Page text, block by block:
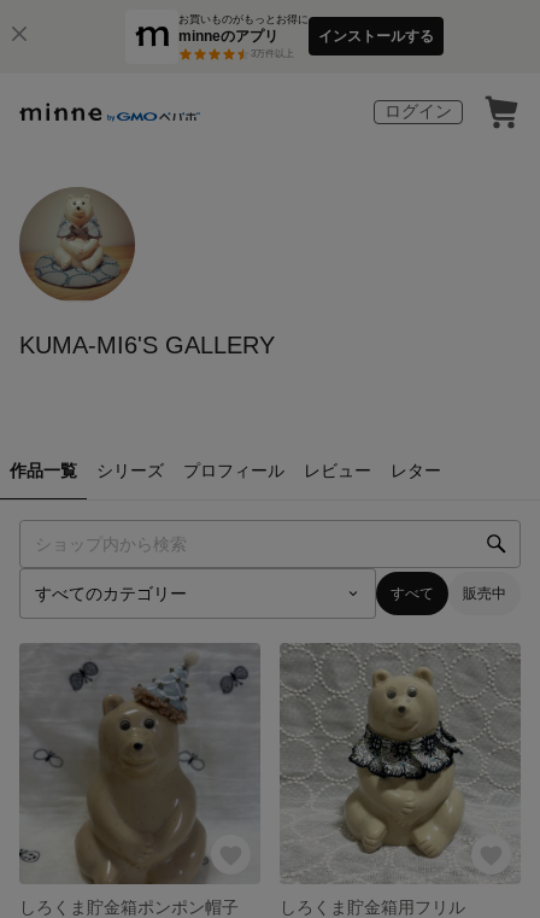
お買いものがもっとお得に
minneのアプリ
3万件以上
インストールする
ログイン
KUMA-MI6'S GALLERY
作品一覧 シリーズ プロフィール レビュー レター
すべて 販売中
しろくま貯金箱ポンポン帽子
しろくま貯金箱用フリル